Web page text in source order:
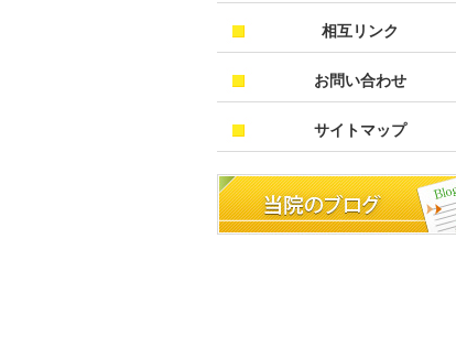
相互リンク
お問い合わせ
サイトマップ